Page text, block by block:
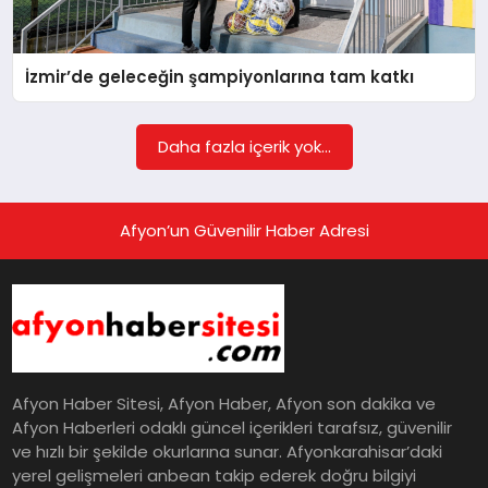
EKONOMI
SAĞLIK
SPOR
İzmir’de geleceğin şampiyonlarına tam katkı
Daha fazla içerik yok...
Afyon’un Güvenilir Haber Adresi
Afyon Haber Sitesi, Afyon Haber, Afyon son dakika ve
Afyon Haberleri odaklı güncel içerikleri tarafsız, güvenilir
ve hızlı bir şekilde okurlarına sunar. Afyonkarahisar’daki
yerel gelişmeleri anbean takip ederek doğru bilgiyi